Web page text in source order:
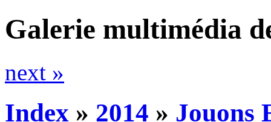
Galerie multimédia
next »
Index » 2014 » Jouons